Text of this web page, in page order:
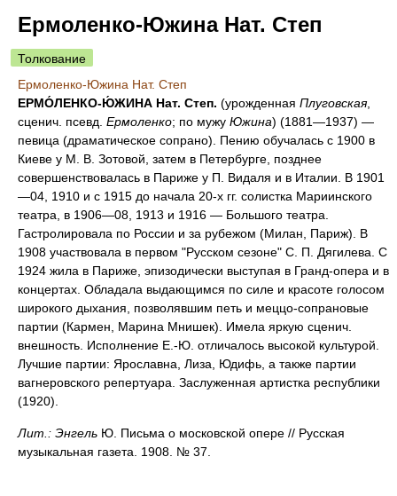
Ермоленко-Южина Нат. Степ
Толкование
Ермоленко-Южина Нат. Степ
ЕРМО́ЛЕНКО-Ю́ЖИНА Нат. Степ. (урожденная Плуговская,
сценич. псевд. Ермоленко; по мужу Южина) (1881—1937) —
певица (драматическое сопрано). Пению обучалась с 1900 в
Киеве у М. В. Зотовой, затем в Петербурге, позднее
совершенствовалась в Париже у П. Видаля и в Италии. В 1901
—04, 1910 и с 1915 до начала 20-х гг. солистка Мариинского
театра, в 1906—08, 1913 и 1916 — Большого театра.
Гастролировала по России и за рубежом (Милан, Париж). В
1908 участвовала в первом "Русском сезоне" С. П. Дягилева. С
1924 жила в Париже, эпизодически выступая в Гранд-опера и в
концертах. Обладала выдающимся по силе и красоте голосом
широкого дыхания, позволявшим петь и меццо-сопрановые
партии (Кармен, Марина Мнишек). Имела яркую сценич.
внешность. Исполнение Е.-Ю. отличалось высокой культурой.
Лучшие партии: Ярославна, Лиза, Юдифь, а также партии
вагнеровского репертуара. Заслуженная артистка республики
(1920).
Лит.: Энгель Ю. Письма о московской опере // Русская
музыкальная газета. 1908. № 37.